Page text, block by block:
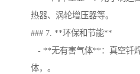
热器、涡轮增压器等。
### 7. **环保和节能**
- **无有害气体**：真空钎
体，。